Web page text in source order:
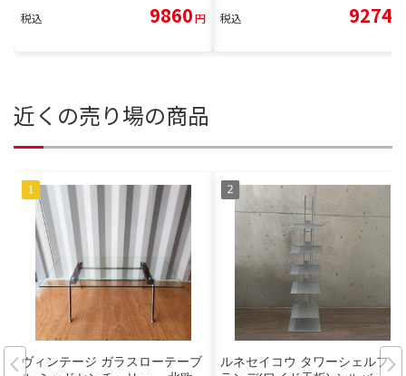
税込 9860円 税込 9274
近くの売り場の商品
ヴィンテージ ガラスローテーブ
ルネセイコウ タワーシェルフ グ